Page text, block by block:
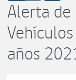
Alerta de
años